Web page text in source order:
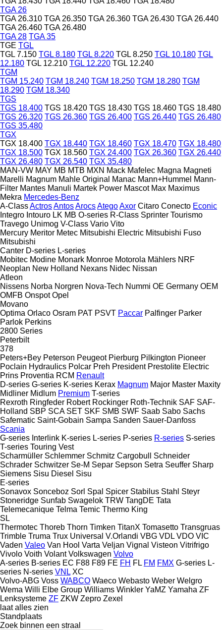
TGA 26
TGA 26.310 TGA 26.350 TGA 26.360 TGA 26.430 TGA 26.440
TGA 26.460 TGA 26.480
TGA 28 TGA 35
TGE TGL
TGL 7.150 TGL 8.180 TGL 8.220 TGL 8.250 TGL 10.180 TGL
12.180 TGL 12.210 TGL 12.220 TGL 12.240
TGM
TGM 15.240 TGM 18.240 TGM 18.250 TGM 18.280 TGM
18.290 TGM 18.340
TGS
TGS 18.400 TGS 18.420 TGS 18.430 TGS 18.460 TGS 18.480
TGS 26.320 TGS 26.360 TGS 26.400 TGS 26.440 TGS 26.480
TGS 35.480
TGX
TGX 18.400 TGX 18.440 TGX 18.460 TGX 18.470 TGX 18.480
TGX 18.500 TGX 18.560 TGX 24.400 TGX 26.360 TGX 26.440
TGX 26.480 TGX 26.540 TGX 35.480
MAN-VW MAY MB MTB MXN Mack Mafelec Magna Magneti
Marelli Magnum Mahle Original Manac Mann+Hummel Mann-
Filter Mantes Manuli Martek Power Mascot Max Maximus
Mekra Mercedes-Benz
A-ClassActrosAntosArocsAtegoAxor Citaro Conecto Econic
Integro Intouro LK MB O-series R-Class Sprinter Tourismo
Travego Unimog V-Class Vario Vito
Mercury Meritor Metec Mitsubishi Electric Mitsubishi Fuso
Mitsubishi
Canter D-series L-series
Mobitec Modine Monark Monroe Motorola Mählers NRF
Neoplan New Holland Nexans Nidec Nissan
Atleon
Nissens Norba Norgren Nova-Tech Nummi OE Germany OEM
OMFB Onspot Opel
Movano
Optima Orlaco Osram PAT PSVT Paccar Palfinger Parker
Parlok Perkins
2800 Series
Peterbilt
378
Peters+Bey Peterson Peugeot Pierburg Pilkington Pioneer
Poclain Hydraulics Polcar Preh President Prestolite Electric
Prins Proventia RCM Renault
D-series G-series K-series Kerax Magnum Major Master Maxity
Midliner Midlum Premium T-series
Rexroth Ringfeder Robert Rockinger Roth-Technik SAF SAF-
Holland SBP SCA SET SKF SMB SWF Saab Sabo Sachs
Safematic Saint-Gobain Sampa Sanden Sauer-Danfoss
Scania
G-series Interlink K-series L-series P-series R-series S-series
T-series Touring Vest
Scharmüller Schlemmer Schmitz Cargobull
Schneider
Schrader Schwitzer Se-M Separ Sepson Setra Seuffer Sharp
Siemens Sisu Diesel Sisu
E-series
Sonavox Sonceboz Sorl Spal Spicer Stabilus Stahl Steyr
Stoneridge Sunfab Swagelok TRW TangDE Tata
Telemecanique Telma Temic Thermo King
SL
Thermotec Thoreb Thorn Timken TitanX Tomasetto Transgruas
Trimble Truma Trux Universal V.Orlandi VBG VDL VDO VIC
Vaden Valeo Van Hool Varta Veljan Vignal Visteon Vitrifrigo
Vivolo Voith Volant Volkswagen Volvo
A-series B-series EC F88 F89 FE FH FL FM FMX G-series L-
series N-series VNL XC
Volvo-ABG Voss WABCO Waeco Webasto Weber Welgro
Wema Willi Elbe Group Williams Winkler YaMZ Yamaha ZF
Lenksysteme ZF ZKW Zepro Zexel
laat alles zien
Standplaats
Zoek binnen een straal